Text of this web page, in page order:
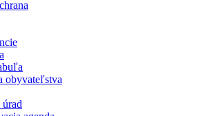
obyvateľstva
úrad